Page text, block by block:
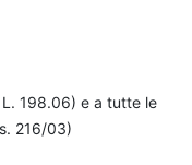
198.06) e a tutte le
216/03)